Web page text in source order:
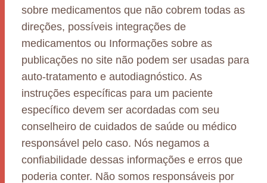
sobre medicamentos que não cobrem todas as
direções, possíveis integrações de
medicamentos ou Informações sobre as
publicações no site não podem ser usadas para
auto-tratamento e autodiagnóstico. As
instruções específicas para um paciente
específico devem ser acordadas com seu
conselheiro de cuidados de saúde ou médico
responsável pelo caso. Nós negamos a
confiabilidade dessas informações e erros que
poderia conter. Não somos responsáveis por